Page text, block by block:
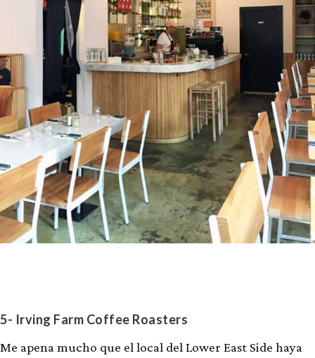
5- Irving Farm Coffee Roasters
Me apena mucho que el local del Lower East Side haya